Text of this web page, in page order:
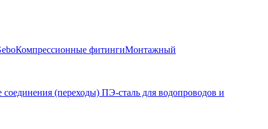
Компрессионные фитингиМонтажный
соединения (переходы) ПЭ-сталь для водопроводов и